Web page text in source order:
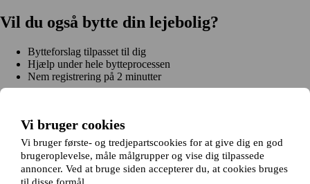
Vil du også bytte din lejebolig?
Bytteforslag tilpasset til dig
Hjælp under hele bytteprocessen
Nem registrering på 2 minutter
Kom i gang gratis Søg annoncer
Læs mere
Nyheder og tips
Om Hjembytte.dk
Om osGenerelle vilkår og betingelserCookiepolitikSitemap
Vi bruger cookies
Vi bruger første- og tredjepartscookies for at give dig en god
brugeroplevelse, måle målgrupper og vise dig tilpassede
annoncer. Ved at bruge siden accepterer du, at cookies bruges